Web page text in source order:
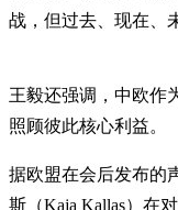
战，但过去、现在、
王毅还强调，中欧作
照顾彼此核心利益。
据欧盟在会后发布的
斯（Kaja Kallas）在